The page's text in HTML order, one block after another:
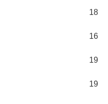
18
16
19
19